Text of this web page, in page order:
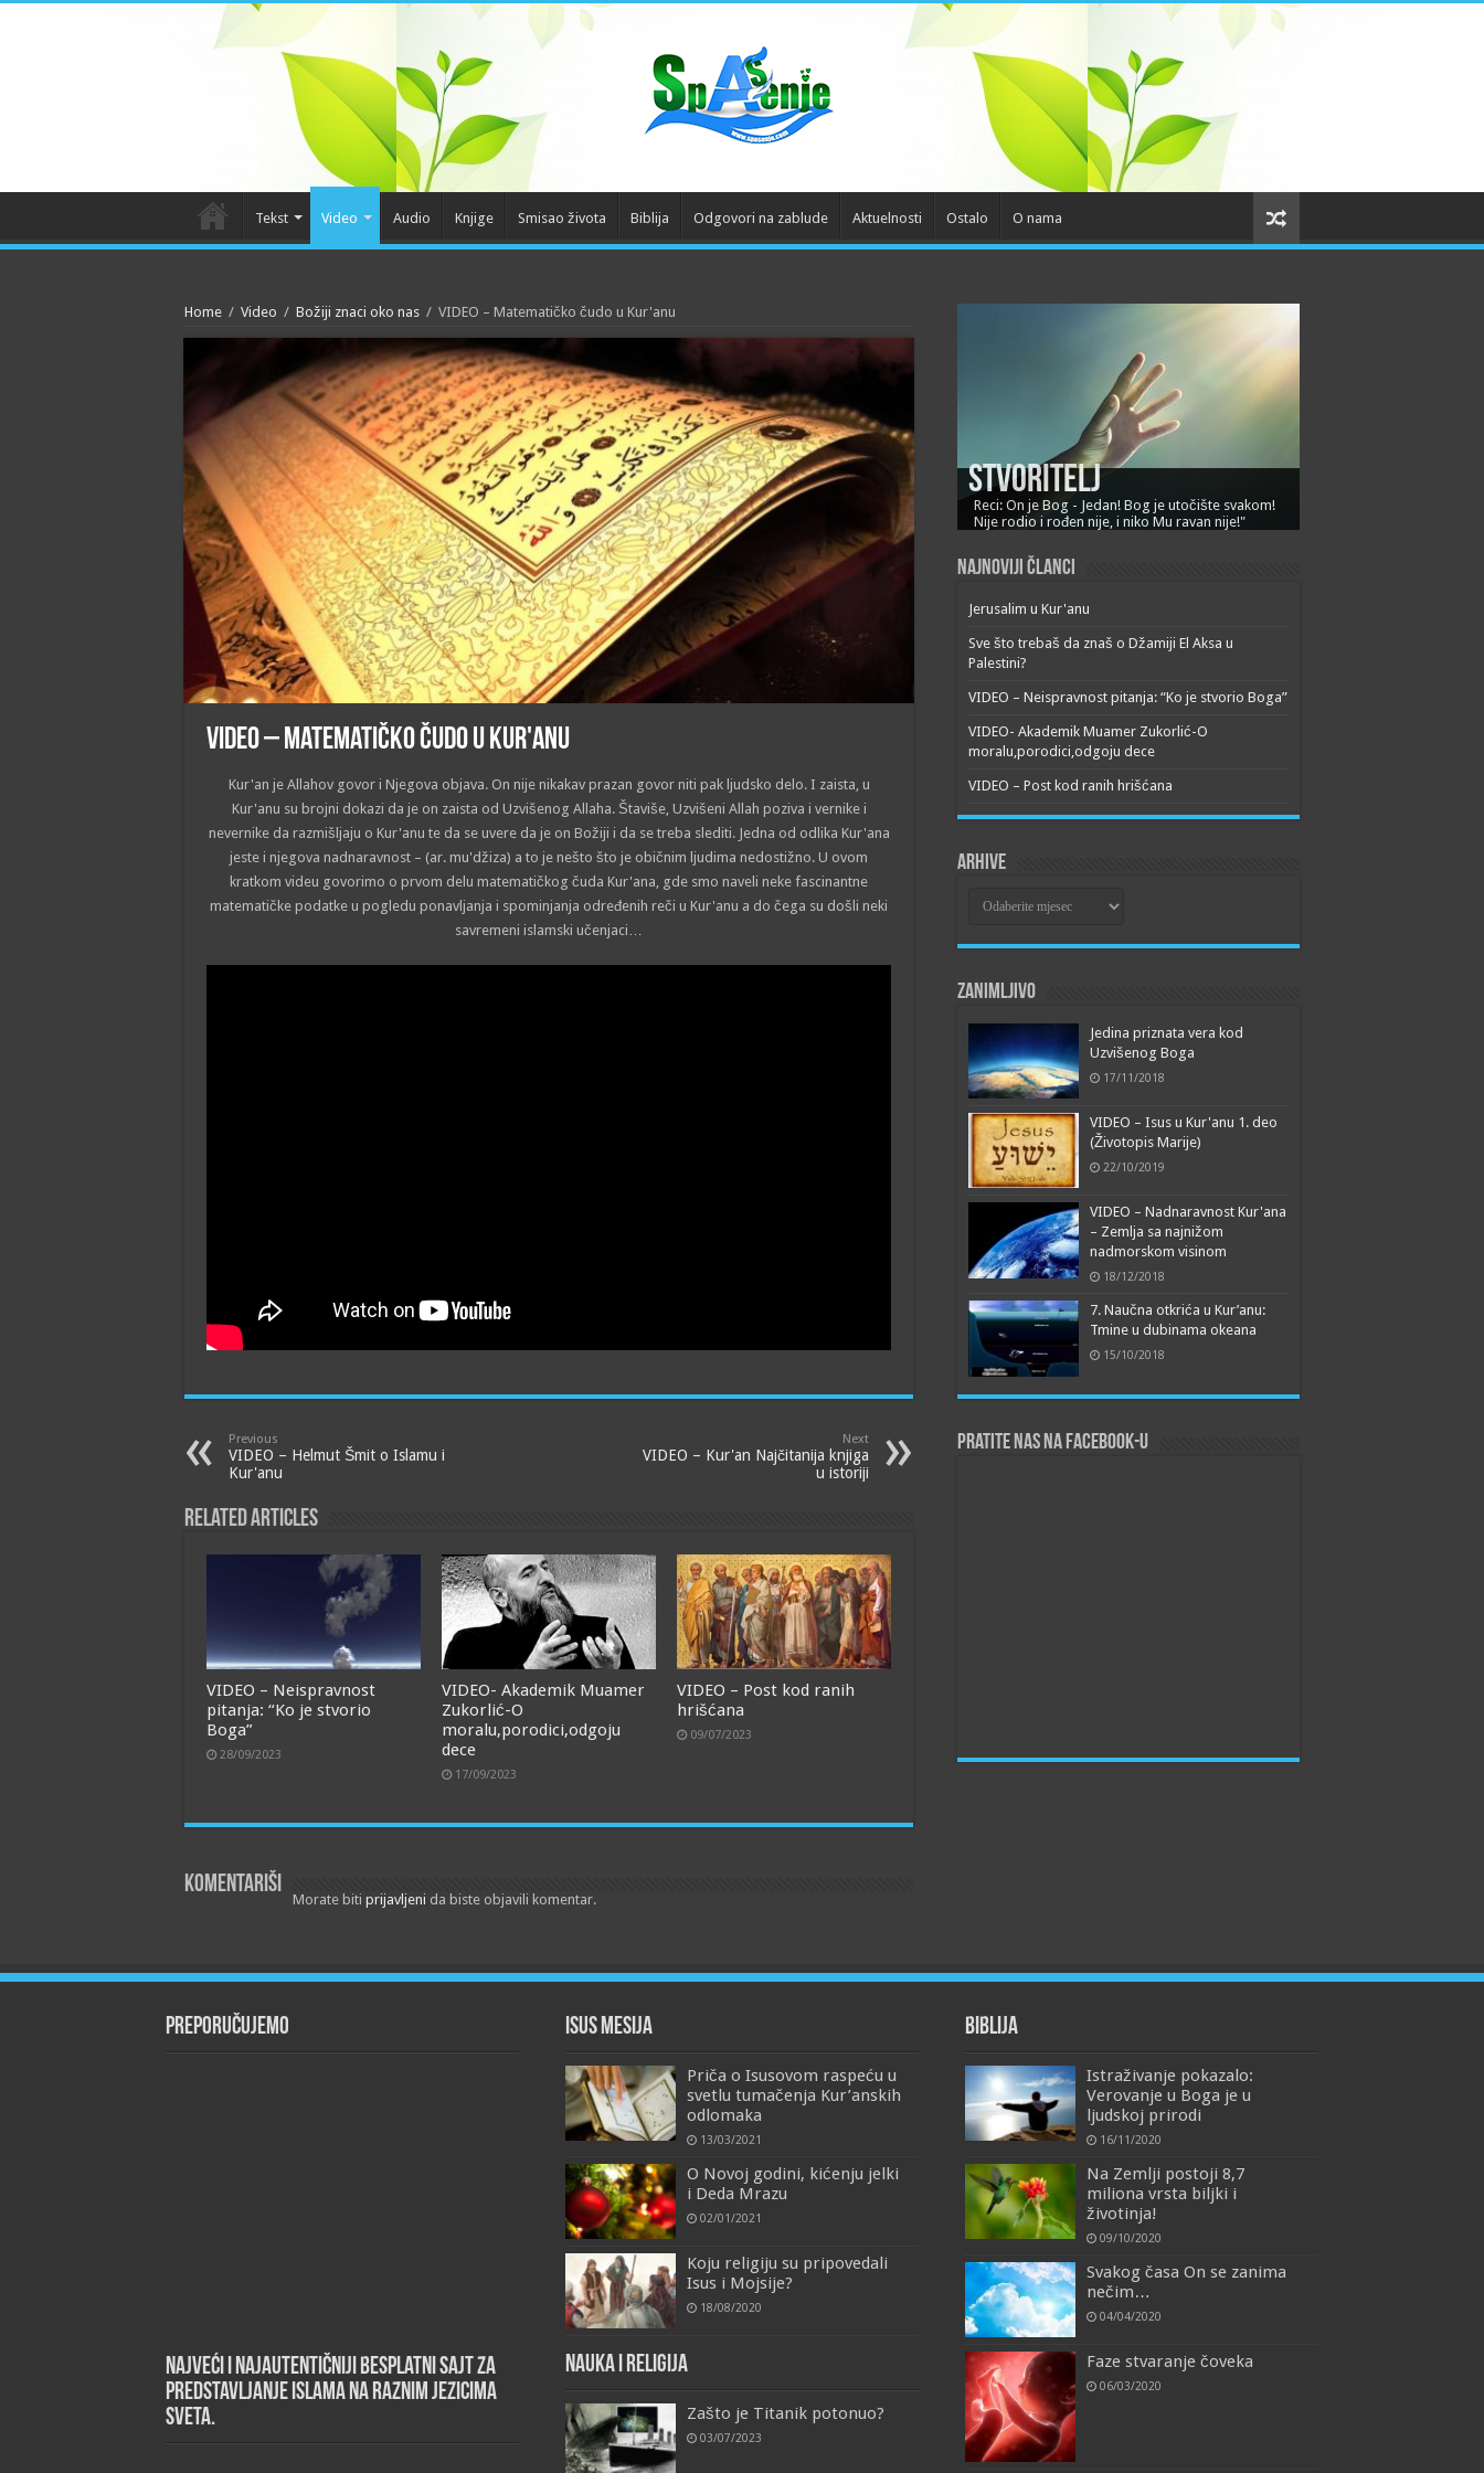
Tekst Video Audio Knjige Smisao života Biblija Odgovori na zablude Aktuelnosti Ostalo O nama
Home / Video / Božiji znaci oko nas / VIDEO – Matematičko čudo u Kur'anu
VIDEO – Matematičko čudo u Kur'anu
Kur'an je Allahov govor i Njegova objava. On nije nikakav prazan govor niti pak ljudsko delo. I zaista, u
Kur'anu su brojni dokazi da je on zaista od Uzvišenog Allaha. Štaviše, Uzvišeni Allah poziva i vernike i
nevernike da razmišljaju o Kur'anu te da se uvere da je on Božiji i da se treba slediti. Jedna od odlika Kur'ana
jeste i njegova nadnaravnost – (ar. mu'džiza) a to je nešto što je običnim ljudima nedostižno. U ovom
kratkom videu govorimo o prvom delu matematičkog čuda Kur'ana, gde smo naveli neke fascinantne
matematičke podatke u pogledu ponavljanja i spominjanja određenih reči u Kur'anu a do čega su došli neki
savremeni islamski učenjaci…
Previous
VIDEO – Helmut Šmit o Islamu i
Kur'anu
Next
VIDEO – Kur'an Najčitanija knjiga
u istoriji
Related Articles
VIDEO – Neispravnost
pitanja: “Ko je stvorio
Boga”
28/09/2023
VIDEO- Akademik Muamer
Zukorlić-O
moralu,porodici,odgoju
dece
17/09/2023
VIDEO – Post kod ranih
hrišćana
09/07/2023
Komentariši
Morate biti prijavljeni da biste objavili komentar.
Stvoritelj
Reci: On je Bog - Jedan! Bog je utočište svakom!
Nije rodio i rođen nije, i niko Mu ravan nije!"
Najnoviji članci
Jerusalim u Kur'anu
Sve što trebaš da znaš o Džamiji El Aksa u
Palestini?
VIDEO – Neispravnost pitanja: “Ko je stvorio Boga”
VIDEO- Akademik Muamer Zukorlić-O
moralu,porodici,odgoju dece
VIDEO – Post kod ranih hrišćana
Arhive
Zanimljivo
Jedina priznata vera kod
Uzvišenog Boga
17/11/2018
VIDEO – Isus u Kur'anu 1. deo
(Životopis Marije)
22/10/2019
VIDEO – Nadnaravnost Kur'ana
– Zemlja sa najnižom
nadmorskom visinom
18/12/2018
7. Naučna otkrića u Kur’anu:
Tmine u dubinama okeana
15/10/2018
Pratite nas na Facebook-u
Preporučujemo
Najveći i najautentičniji besplatni sajt za
predstavljanje islama na raznim jezicima
sveta.
Isus Mesija
Priča o Isusovom raspeću u
svetlu tumačenja Kur’anskih
odlomaka
13/03/2021
O Novoj godini, kićenju jelki
i Deda Mrazu
02/01/2021
Koju religiju su pripovedali
Isus i Mojsije?
18/08/2020
Nauka i religija
Zašto je Titanik potonuo?
03/07/2023
Biblija
Istraživanje pokazalo:
Verovanje u Boga je u
ljudskoj prirodi
16/11/2020
Na Zemlji postoji 8,7
miliona vrsta biljki i
životinja!
09/10/2020
Svakog časa On se zanima
nečim…
04/04/2020
Faze stvaranje čoveka
06/03/2020